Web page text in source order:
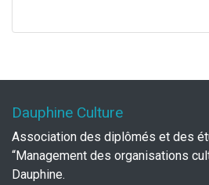
Dauphine Culture
Association des diplômés et des
“Management des organisations
Dauphine.